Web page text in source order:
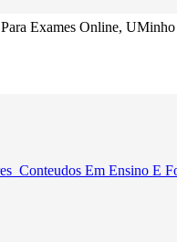
Exames Online, UMinho
Em Ensino E